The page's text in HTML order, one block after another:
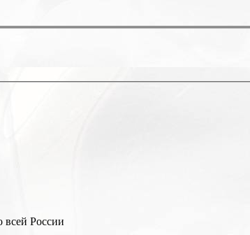
всей России